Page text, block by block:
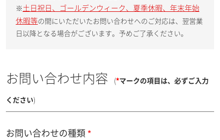
※ 土日祝日、ゴールデンウィーク、夏季休暇、年末年始
休暇等の間にいただいたお問い合わせへのご対応は、翌営業
日以降となる場合がございます。予めご了承ください。
お問い合わせ内容 (*マークの項目は、必ずご入力
ください)
お問い合わせの種類